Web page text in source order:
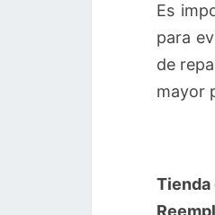
Es
para
de
mayor
Tienda